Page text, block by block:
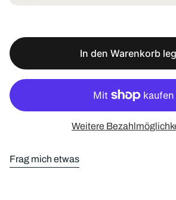
r
e
i
In den Warenkorb
Weitere
Frag mich etwas